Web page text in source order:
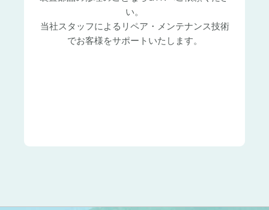
い。
当社スタッフによるリペア・メンテナンス技術
でお客様をサポートいたします。